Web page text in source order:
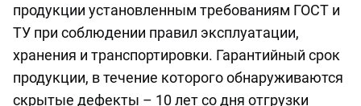
продукции установленным требованиям ГОСТ и
ТУ при соблюдении правил эксплуатации,
хранения и транспортировки. Гарантийный срок
продукции, в течение которого обнаруживаются
скрытые дефекты – 10 лет со дня отгрузки